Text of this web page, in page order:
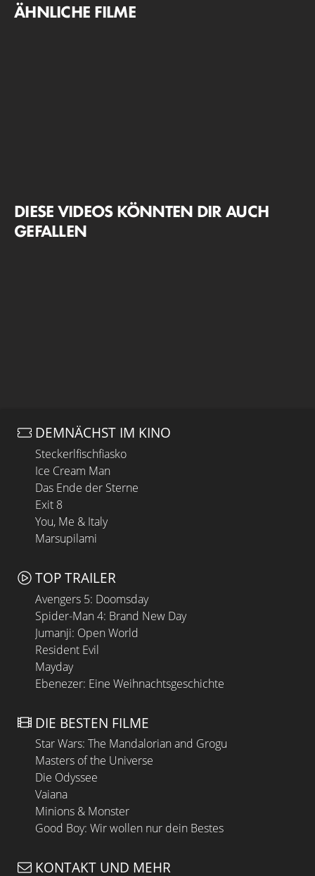
ÄHNLICHE FILME
DIESE VIDEOS KÖNNTEN DIR AUCH
GEFALLEN
DEMNÄCHST IM KINO
Steckerlfischfiasko
Ice Cream Man
Das Ende der Sterne
Exit 8
You, Me & Italy
Marsupilami
TOP TRAILER
Avengers 5: Doomsday
Spider-Man 4: Brand New Day
Jumanji: Open World
Resident Evil
Mayday
Ebenezer: Eine Weihnachtsgeschichte
DIE BESTEN FILME
Star Wars: The Mandalorian and Grogu
Masters of the Universe
Die Odyssee
Vaiana
Minions & Monster
Good Boy: Wir wollen nur dein Bestes
KONTAKT UND MEHR